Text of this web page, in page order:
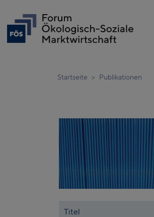
Startseite Publikationen
Titel